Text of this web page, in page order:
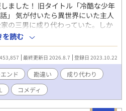
ました！ 旧タイトル「冷酷な少年
」 気が付いたら異世界にいた主人
の三男に成り代わっていた。しか
」と呼ばれるほど冷酷な美少年ら
やらかしていたせいで周囲とはな
尻拭いをしないといけないんだ！
り主人公が手探り異世界生活を送
ユリスに戸惑う周囲を翻弄しつつ
。 ※基本ほのぼの路線です。不定
血表現あります。苦手な方はご注
を読む
最終更新日 2026.8.7 登録日 2023.10.22
ンド 勘違い
成り代わり
コメディ